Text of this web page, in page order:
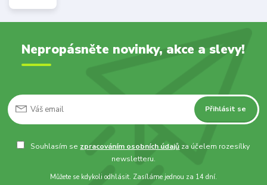
Nepropásněte novinky, akce a slevy!
Přihlásit se
Souhlasím se zpracováním osobních údajů za účelem rozesílky
newsletteru.
Můžete se kdykoli odhlásit. Zasíláme jednou za 14 dní.